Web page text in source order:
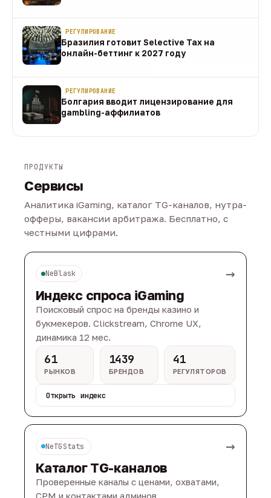
РЕГУЛИРОВАНИЕ
Бразилия готовит Selective Tax на
онлайн-беттинг к 2027 году
РЕГУЛИРОВАНИЕ
Болгария вводит лицензирование для
gambling-аффилиатов
ПРОДУКТЫ
Сервисы
Аналитика iGaming, каталог TG-каналов, нутра-
офферы, вакансии арбитража. Бесплатно, с
честными цифрами.
NeBlask →
Индекс спроса iGaming
Поисковый спрос на бренды казино и
букмекеров. Clickstream, Chrome UX,
динамика 12 мес.
61
РЫНКОВ
1439
БРЕНДОВ
41
РЕГУЛЯТОРОВ
Открыть индекс
NeTGStats →
Каталог TG-каналов
Проверенные каналы с ценами, охватами,
CPM и контактами админов.